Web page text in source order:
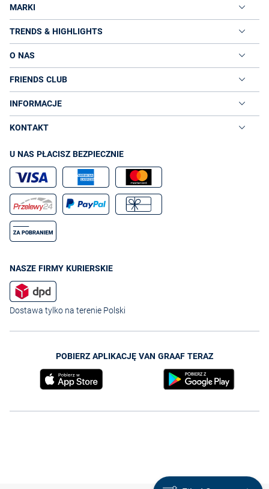
MARKI
TRENDS & HIGHLIGHTS
O NAS
FRIENDS CLUB
INFORMACJE
KONTAKT
U NAS PŁACISZ BEZPIECZNIE
NASZE FIRMY KURIERSKIE
Dostawa tylko na terenie Polski
POBIERZ APLIKACJĘ VAN GRAAF TERAZ